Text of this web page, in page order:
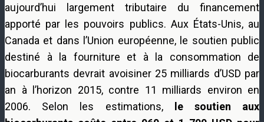
aujourd’hui largement tributaire du financement
apporté par les pouvoirs publics. Aux États-Unis, au
Canada et dans l’Union européenne, le soutien public
destiné à la fourniture et à la consommation de
biocarburants devrait avoisiner 25 milliards d’USD par
an à l’horizon 2015, contre 11 milliards environ en
2006. Selon les estimations, le soutien aux